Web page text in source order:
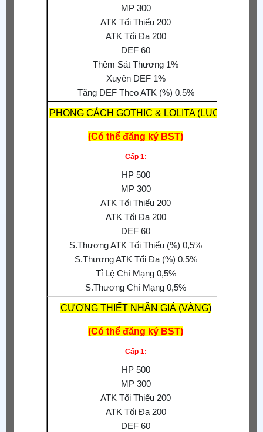
MP 300
ATK Tối Thiểu 200
ATK Tối Đa 200
DEF 60
Thêm Sát Thương 1%
Xuyên DEF 1%
Tăng DEF Theo ATK (%) 0.5%
PHONG CÁCH GOTHIC & LOLITA (LỤC)
(Có thể đăng ký BST)
Cấp 1:
HP 500
MP 300
ATK Tối Thiểu 200
ATK Tối Đa 200
DEF 60
S.Thương ATK Tối Thiểu (%) 0,5%
S.Thương ATK Tối Đa (%) 0.5%
Tỉ Lệ Chí Mạng 0,5%
S.Thương Chí Mạng 0,5%
CƯƠNG THIẾT NHẪN GIẢ (VÀNG)
(Có thể đăng ký BST)
Cấp 1:
HP 500
MP 300
ATK Tối Thiểu 200
ATK Tối Đa 200
DEF 60